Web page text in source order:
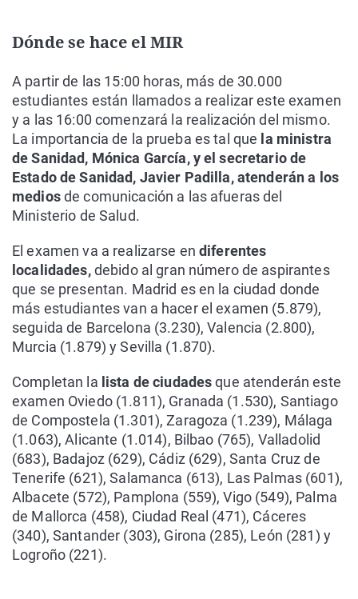
Dónde se hace el MIR
A partir de las 15:00 horas, más de 30.000
estudiantes están llamados a realizar este examen
y a las 16:00 comenzará la realización del mismo.
La importancia de la prueba es tal que la ministra
de Sanidad, Mónica García, y el secretario de
Estado de Sanidad, Javier Padilla, atenderán a los
mediosde comunicación a las afueras del
Ministerio de Salud.
El examen va a realizarse endiferentes
localidades,debido al gran número de aspirantes
que se presentan. Madrid es en la ciudad donde
más estudiantes van a hacer el examen (5.879),
seguida de Barcelona (3.230), Valencia (2.800),
Murcia (1.879) y Sevilla (1.870).
Completan la lista de ciudadesque atenderán este
examen Oviedo (1.811), Granada (1.530), Santiago
de Compostela (1.301), Zaragoza (1.239), Málaga
(1.063), Alicante (1.014), Bilbao (765), Valladolid
(683), Badajoz (629), Cádiz (629), Santa Cruz de
Tenerife (621), Salamanca (613), Las Palmas (601),
Albacete (572), Pamplona (559), Vigo (549), Palma
de Mallorca (458), Ciudad Real (471), Cáceres
(340), Santander (303), Girona (285), León (281) y
Logroño (221).